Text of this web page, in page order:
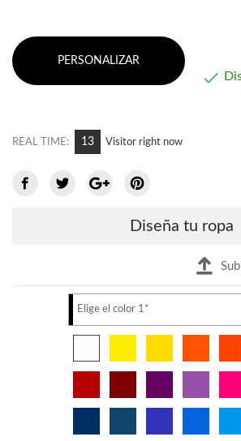
PERSONALIZAR

REAL TIME: 13 Visitor right now
Diseña tu ropa
Elige el color 1*